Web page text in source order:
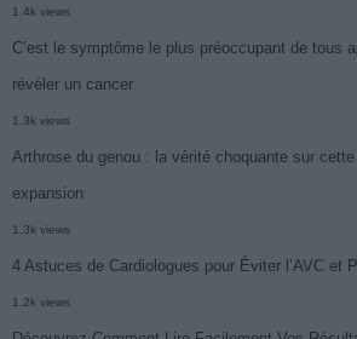
1.4k views
C’est le symptôme le plus préoccupant de tous
révéler un cancer
1.3k views
Arthrose du genou : la vérité choquante sur
expansion
1.3k views
4 Astuces de Cardiologues pour Éviter l’AVC et
1.2k views